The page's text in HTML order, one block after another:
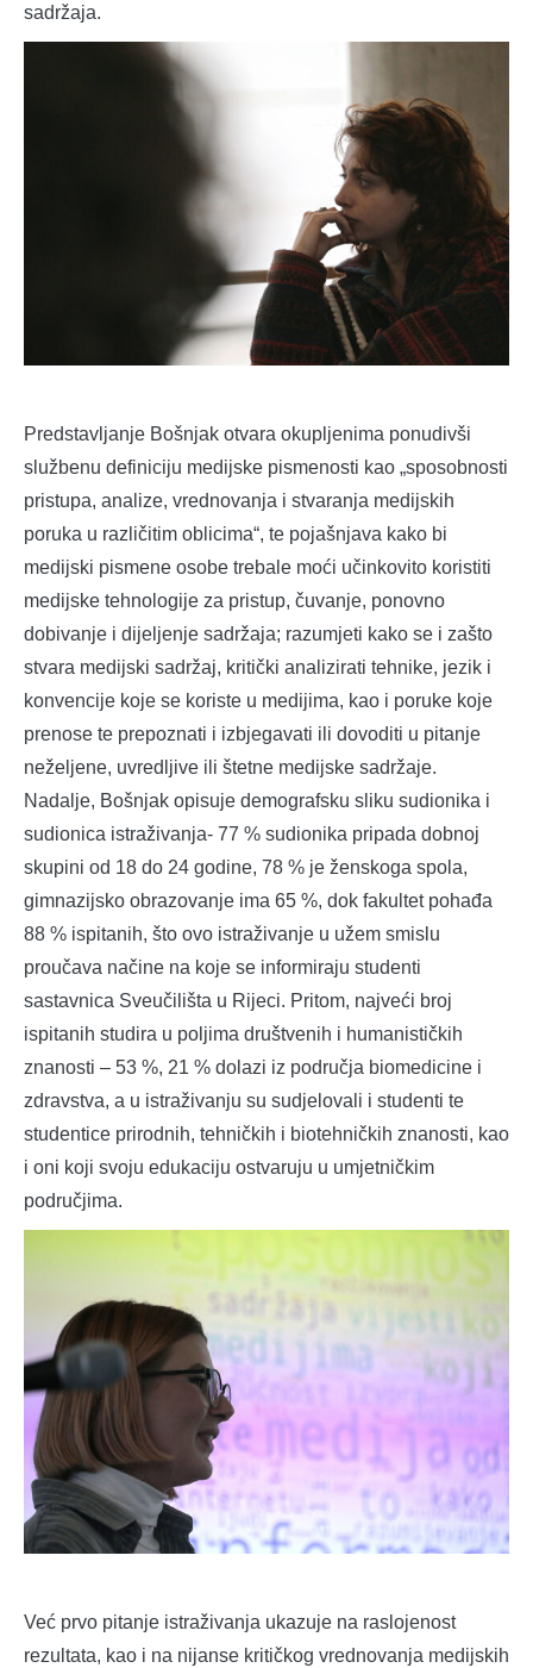
sadržaja.
Predstavljanje Bošnjak otvara okupljenima ponudivši
službenu definiciju medijske pismenosti kao „sposobnosti
pristupa, analize, vrednovanja i stvaranja medijskih
poruka u različitim oblicima“, te pojašnjava kako bi
medijski pismene osobe trebale moći učinkovito koristiti
medijske tehnologije za pristup, čuvanje, ponovno
dobivanje i dijeljenje sadržaja; razumjeti kako se i zašto
stvara medijski sadržaj, kritički analizirati tehnike, jezik i
konvencije koje se koriste u medijima, kao i poruke koje
prenose te prepoznati i izbjegavati ili dovoditi u pitanje
neželjene, uvredljive ili štetne medijske sadržaje.
Nadalje, Bošnjak opisuje demografsku sliku sudionika i
sudionica istraživanja- 77 % sudionika pripada dobnoj
skupini od 18 do 24 godine, 78 % je ženskoga spola,
gimnazijsko obrazovanje ima 65 %, dok fakultet pohađa
88 % ispitanih, što ovo istraživanje u užem smislu
proučava načine na koje se informiraju studenti
sastavnica Sveučilišta u Rijeci. Pritom, najveći broj
ispitanih studira u poljima društvenih i humanističkih
znanosti – 53 %, 21 % dolazi iz područja biomedicine i
zdravstva, a u istraživanju su sudjelovali i studenti te
studentice prirodnih, tehničkih i biotehničkih znanosti, kao
i oni koji svoju edukaciju ostvaruju u umjetničkim
područjima.
Već prvo pitanje istraživanja ukazuje na raslojenost
rezultata, kao i na nijanse kritičkog vrednovanja medijskih